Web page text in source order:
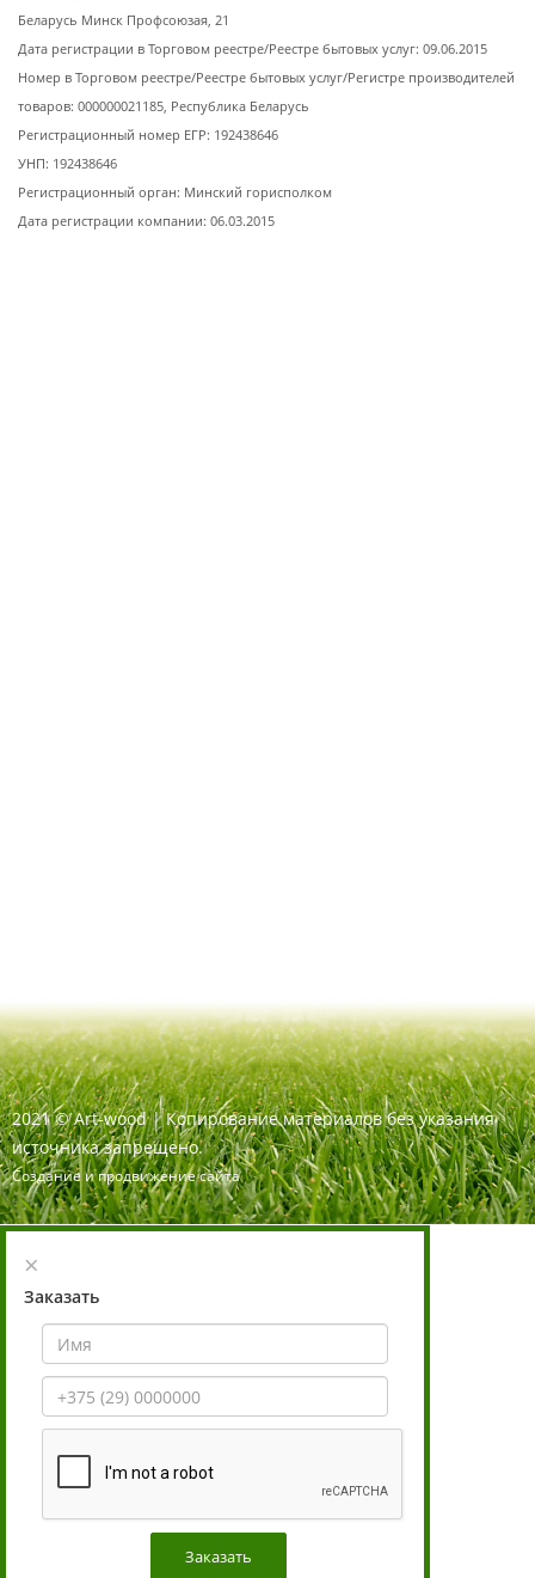
Беларусь Минск Профсоюзая, 21
Дата регистрации в Торговом реестре/Реестре бытовых услуг: 09.06.2015
Номер в Торговом реестре/Реестре бытовых услуг/Регистре производителей
товаров: 000000021185, Республика Беларусь
Регистрационный номер ЕГР: 192438646
УНП: 192438646
Регистрационный орган: Минский горисполком
Дата регистрации компании: 06.03.2015
2021 ©Art-wood |Копирование материалов без указания
источника запрещено.
Создание и продвижение сайта
×
Заказать
Заказать